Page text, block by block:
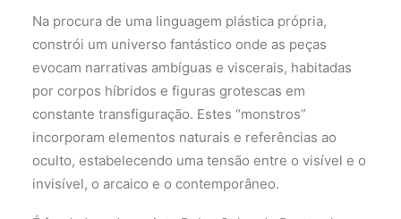
Na procura de uma linguagem plástica própria,
constrói um universo fantástico onde as peças
evocam narrativas ambíguas e viscerais, habitadas
por corpos híbridos e figuras grotescas em
constante transfiguração. Estes “monstros”
incorporam elementos naturais e referências ao
oculto, estabelecendo uma tensão entre o visível e o
invisível, o arcaico e o contemporâneo.